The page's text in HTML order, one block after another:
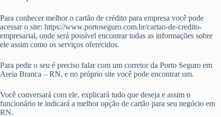
Para conhecer melhor o cartão de crédito para empresa você pode
acessar o site: https://www.portoseguro.com.br/cartao-de-credito-
empresarial, onde será possível encontrar todas as informações sobre
ele assim como os serviços oferecidos.
Para pedir o seu é preciso falar com um corretor da Porto Seguro em
Areia Branca – RN, e no próprio site você pode encontrar um.
Você conversará com ele, explicará tudo que deseja e assim o
funcionário te indicará a melhor opção de cartão para seu negócio em
RN.